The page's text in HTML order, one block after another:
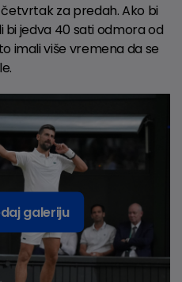
za predah. Ako bi
bi jedva 40 sati odmora od
imali više vremena da se
galeriju